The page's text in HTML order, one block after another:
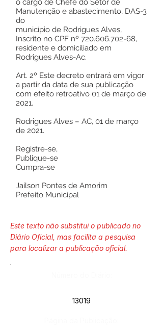
o cargo de Chefe do Setor de
Manutenção e abastecimento, DAS-3
do
município de Rodrigues Alves,
Inscrito no CPF nº 720.606.702-68,
residente e domiciliado em
Rodrigues Alves-Ac.
Art. 2º Este decreto entrará em vigor
a partir da data de sua publicação
com efeito retroativo 01 de março de
2021.
Rodrigues Alves – AC, 01 de março
de 2021.
Registre-se,
Publique-se
Cumpra-se
Jailson Pontes de Amorim
Prefeito Municipal
Este texto não substitui o publicado no
Diário Oficial, mas facilita a pesquisa
para localizar a publicação oficial.
13019